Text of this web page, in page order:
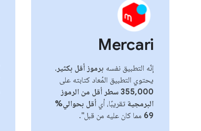
Mercari
إنّه التطبيق نفسه برموز أقل بكثير .
يحتوي التطبيق المُعاد كتابته على
355,000 سطر أقل من الرموز
البرمجية تقريبًا، أي أقل بحوالي%
69 مما كان عليه من قبل".